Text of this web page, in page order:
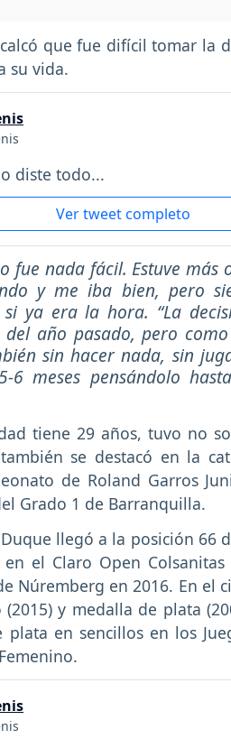
que fue difícil tomar la
su vida.
diste todo...
Ver tweet completo
fue nada fácil. Estuve
y me iba bien, pero
si ya era la hora. “La
año pasado, pero
sin hacer nada, sin
6 meses pensándolo
tiene 29 años, tuvo no
se destacó en la
de Roland Garros
Grado 1 de Barranquilla.
llegó a la posición 66
el Claro Open
Núremberg en 2016. En el
y medalla de plata
plata en sencillos en los